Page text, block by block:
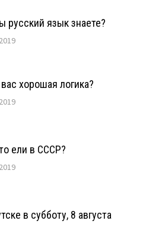
русский язык знаете?
хорошая логика?
ели в СССР?
в субботу, 8 августа